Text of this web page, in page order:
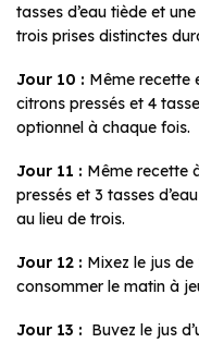
tasses d’eau tiède et
trois prises distinctes
Jour 10 : Même recette
citrons pressés et 4
optionnel à chaque fois.
Jour 11 : Même recette
pressés et 3 tasses
au lieu de trois.
Jour 12 : Mixez le jus
consommer le matin à
Jour 13 : Buvez le jus